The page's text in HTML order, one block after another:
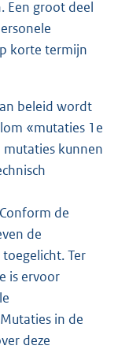
Een groot deel
korte termijn
beleid wordt
«mutaties 1e
kunnen
de
de
Ter
is ervoor
in de
deze